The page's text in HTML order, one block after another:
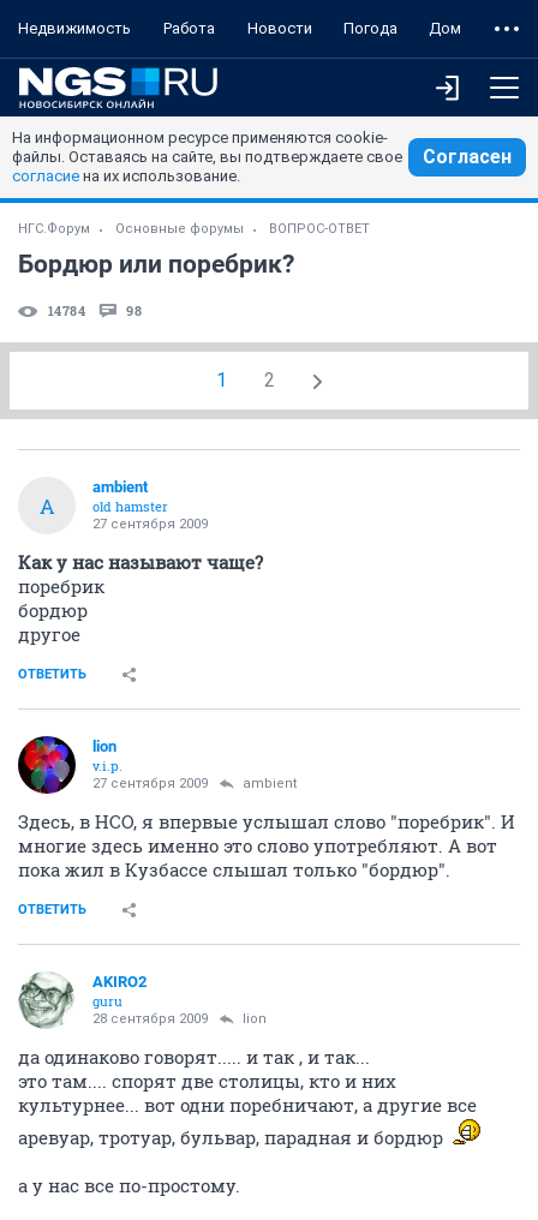
Недвижимость Работа Новости Погода Дом
На информационном ресурсе применяются cookie-
файлы. Оставаясь на сайте, вы подтверждаете свое
согласие на их использование.
Согласен
НГС.Форум Основные форумы ВОПРОС-ОТВЕТ
Бордюр или поребрик?
14784 98
1 2
A
ambient
old hamster
27 сентября 2009
Как у нас называют чаще?
поребрик
бордюр
другое
ОТВЕТИТЬ
lion
v.i.p.
27 сентября 2009 ambient
Здесь, в НСО, я впервые услышал слово "поребрик". И
многие здесь именно это слово употребляют. А вот
пока жил в Кузбассе слышал только "бордюр".
ОТВЕТИТЬ
AKIRO2
guru
28 сентября 2009 lion
да одинаково говорят..... и так , и так...
это там.... спорят две столицы, кто и них
культурнее... вот одни поребничают, а другие все
аревуар, тротуар, бульвар, парадная и бордюр
а у нас все по-простому.